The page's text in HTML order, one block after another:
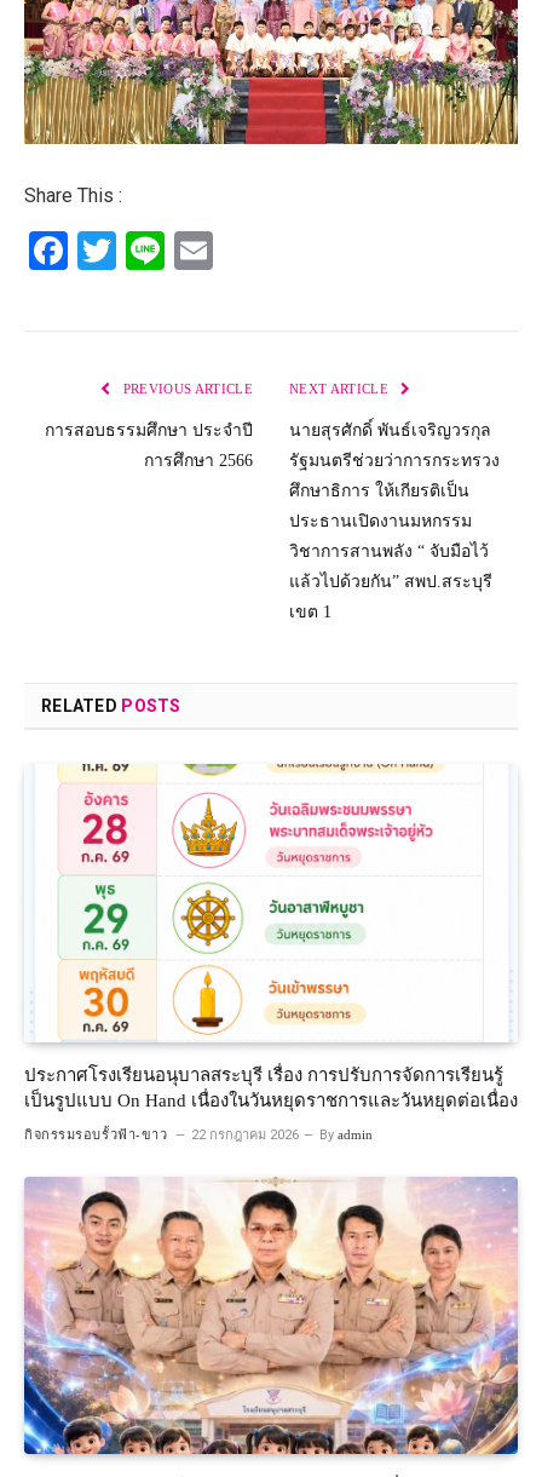
Share This :
Facebook
Twitter
Line
PREVIOUS ARTICLE
การสอบธรรมศึกษา ประจำปี
การศึกษา 2566
NEXT ARTICLE
นายสุรศักดิ์ พันธ์เจริญวรกุล
รัฐมนตรีช่วยว่าการกระทรวง
ศึกษาธิการ ให้เกียรติเป็น
ประธานเปิดงานมหกรรม
วิชาการสานพลัง “ จับมือไว้
แล้วไปด้วยกัน” สพป.สระบุรี
เขต 1
RELATED POSTS
ประกาศโรงเรียนอนุบาลสระบุรี เรื่อง การปรับการจัดการเรียนรู้
เป็นรูปแบบ On Hand เนื่องในวันหยุดราชการและวันหยุดต่อเนื่อง
กิจกรรมรอบรั้วฟ้า-ขาว 22 กรกฎาคม 2026 By admin